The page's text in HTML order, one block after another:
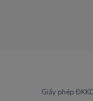
Giấy phép